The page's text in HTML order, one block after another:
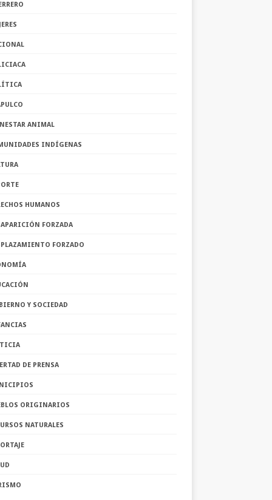
ANIMAL
INDÍGENAS
HUMANOS
FORZADA
FORZADO
Y SOCIEDAD
DE PRENSA
ORIGINARIOS
NATURALES